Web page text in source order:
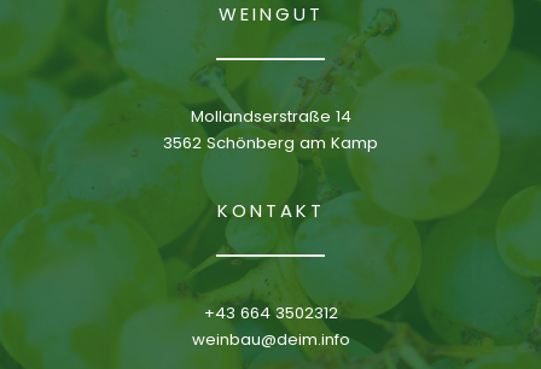
WEINGUT
Mollandserstraße 14
3562 Schönberg am Kamp
KONTAKT
+43 664 3502312
weinbau@deim.info